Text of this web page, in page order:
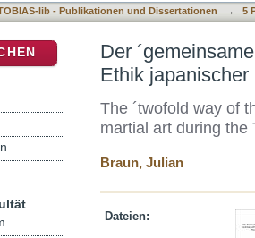
lib - Publikationen und Dissertationen → 5
Der
Ethik
The ´twofold way of
martial art during the
Braun, Julian
Dateien: